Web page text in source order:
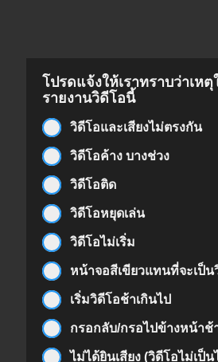
โปรดแจ้งให้เราทราบว่าเห
รายงานวิดีโอนี้
วิดีโอและเสียงไม่ตรงกัน
วิดีโอค้าง บางช่วง
วิดีโอติด
วิดีโอหยุดเล่น
วิดีโอไม่เริ่ม
หน้าจอสีเขียวแทนที่จะเป็น
เริ่มวิดีโอช้าเกินไป
กรอกลับ/กรอไปข้างหน้าช้
ไม่ได้ยินเสียง (วิดีโอไม่เป็น